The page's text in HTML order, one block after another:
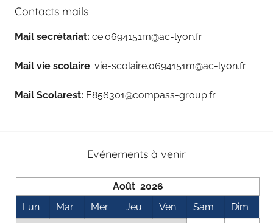
Contacts mails
Mail secrétariat: ce.0694151m@ac-lyon.fr
Mail vie scolaire: vie-scolaire.0694151m@ac-lyon.fr
Mail Scolarest: E856301@compass-group.fr
Evénements à venir
Août 2026
Lun
Mar Mer Jeu Ven Sam Dim